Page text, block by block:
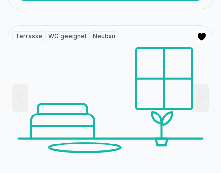
Terrasse WG geeignet Neubau